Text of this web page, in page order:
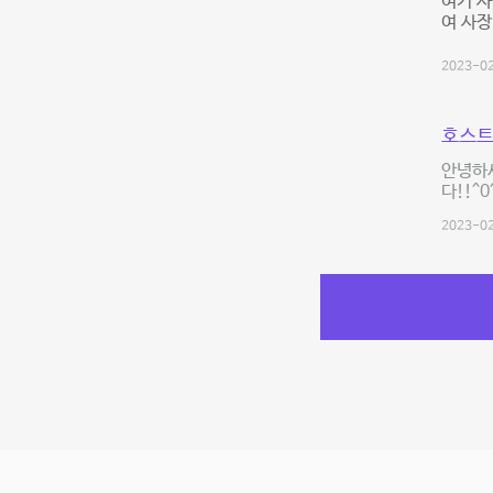
여 사
2023-
호스
안녕하
다
2023-